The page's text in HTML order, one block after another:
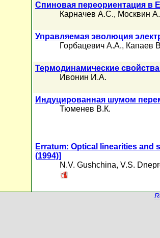
Спиновая переориентация в
Карначев А.С., Москвин
Управляемая эволюция
Горбацевич А.А., Капаев
Термодинамические
Ивонин И.А.
Индуцированная шумом
Тюменев В.К.
Erratum: Optical linearities and
(1994)]
N.V. Gushchina, V.S.